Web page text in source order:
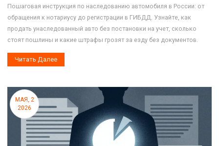
Пошаговая инструкция по наследованию автомобиля в России: от
обращения к нотариусу до регистрации в ГИБДД. Узнайте, как
продать унаследованный авто без постановки на учет, сколько
стоят пошлины и какие штрафы грозят за езду без документов.
Читать Далее
МАЯ, 2
2026